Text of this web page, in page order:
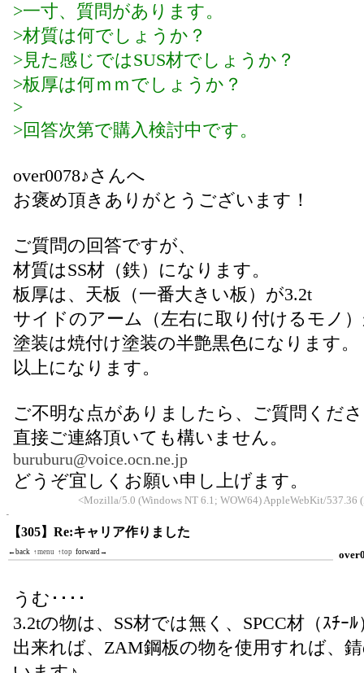
>一寸、質問があります。
>材質は何でしょうか？
>見た感じではSUS材でしょうか？
>板厚は何ｍｍでしょうか？
>
>回答次第で購入検討中です。
over0078♪さんへ
お褒め頂きありがとうございます！
ご質問の回答ですが、
材質はSS材（鉄）になります。
板厚は、天板（一番大きい板）が3.2t
サイドのアーム（左右に取り付けるモノ
塗装は焼付け塗装の半艶黒色になります。
以上になります。
ご不明な点がありましたら、ご質問くだ
直接ご連絡頂いても構いません。
buruburu@voice.ocn.ne.jp
どうぞ宜しくお願い申し上げます。
<Mozilla/5.0 (Windows NT 6.1; WOW64) AppleWebKit/
【305】Re:キャリア作りました
←back ↑menu ↑top forward→
うむ････
3.2tの物は、SS材では無く、SPCC材（ｽﾁｰ
出来れば、ZAM鋼板の物を使用すれば、